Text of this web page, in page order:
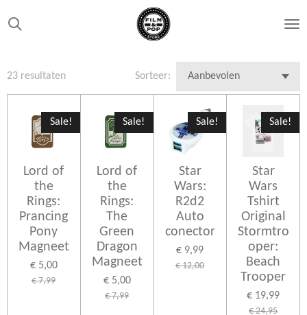
Ga
direct
hoofdinhoud
23 resultaten Sorteer:
Sale!
Lord of
the
Rings:
Prancing
Pony
Magneet
€ 5,00
€ 7,99
Sale!
Lord of
the
Rings:
The
Green
Dragon
Magneet
€ 5,00
€ 7,99
Sale!
Star
Wars:
R2d2
Auto
conector
€ 9,99
€ 12,00
Sale!
Star
Wars
Tshirt
Original
Stormtro
oper:
Beach
Trooper
€ 19,99
€ 24,95